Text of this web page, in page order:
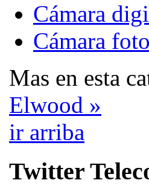
Cámara
Cámara
Mas en esta
Elwood »
ir arriba
Twitter